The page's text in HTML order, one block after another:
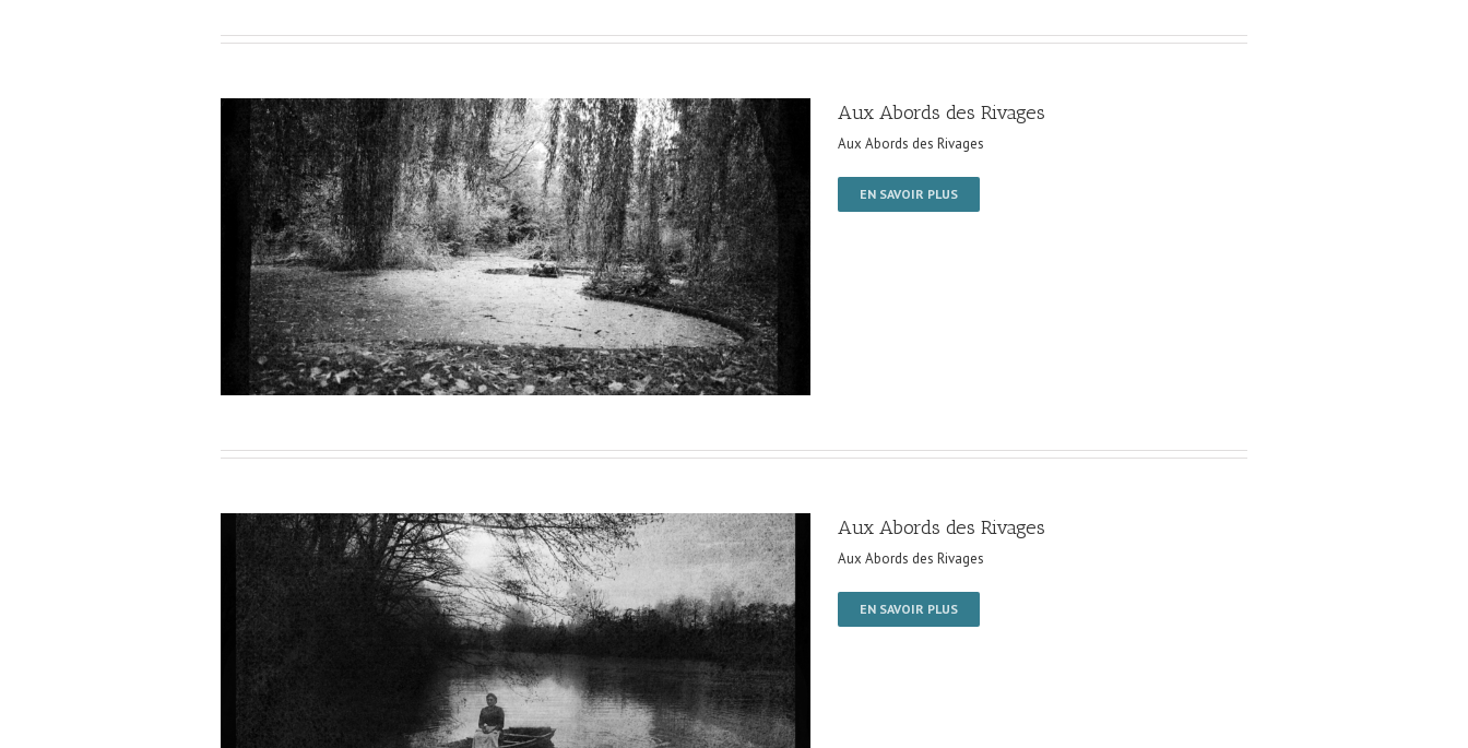
Aux Abords des Rivages
Aux Abords des Rivages
EN SAVOIR PLUS
Aux Abords des Rivages
Aux Abords des Rivages
EN SAVOIR PLUS